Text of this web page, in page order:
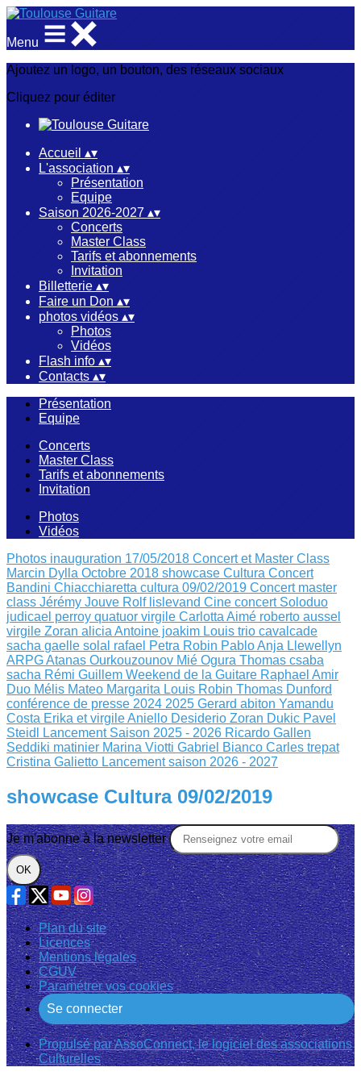
Menu
Ajoutez un logo, un bouton, des réseaux sociaux
Cliquez pour éditer
Accueil ▴▾
L'association ▴▾
Présentation
Equipe
Saison 2026-2027 ▴▾
Concerts
Master Class
Tarifs et abonnements
Invitation
Billetterie ▴▾
Faire un Don ▴▾
photos vidéos ▴▾
Photos
Vidéos
Flash info ▴▾
Contacts ▴▾
Présentation
Equipe
Concerts
Master Class
Tarifs et abonnements
Invitation
Photos
Vidéos
Photos inauguration 17/05/2018 Concert et Master Class
Marcin Dylla Octobre 2018 showcase Cultura Concert
Bandini Chiacchiaretta cultura 09/02/2019 Concert master
class Jérémy Jouve Rolf lislevand Cine concert Soloduo
judicael perroy quatuor virgile Carlotta Aimé roberto aussel
virgile Zoran alicia Antoine joakim Louis trio cavalcade
sacha gaelle solal rafael Petra Robin Pablo Anja Llewellyn
ARPG Atanas Ourkouzounov Mié Ogura Thomas csaba
sacha Rémi Guillem Weekend de la Guitare Raphael Amir
Duo Mélis Mateo Margarita Louis Robin Thomas Dunford
conférence de presse 2024 2025 Gerard abiton Yamandu
Costa Erika et virgileAniello Desiderio Zoran Dukic Pavel
Steidl
Lancement Saison 2025 - 2026 Ricardo Gallen
Seddiki matinier Marina Viotti Gabriel Bianco Carles trepat
Cristina Galietto Lancement saison 2026 - 2027
showcase Cultura 09/02/2019
Je m'abonne à la newsletter
OK
Plan du site
Licences
Mentions légales
CGUV
Paramétrer vos cookies
Se connecter
Propulsé par AssoConnect, le logiciel des associations
Culturelles